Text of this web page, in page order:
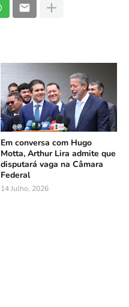
Em conversa com Hugo
Motta, Arthur Lira admite que
disputará vaga na Câmara
Federal
14 Julho, 2026